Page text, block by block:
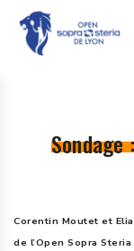
Corentin Moutet et
de l’Open Sopra